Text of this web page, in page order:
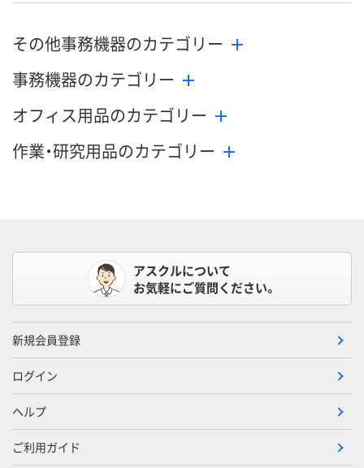
お届け日 8月24日（月）まで 8月24日（月）まで 8月24日（月）
数量
カゴへ
数量
その他事務機器のカテゴリー
事務機器のカテゴリー
オフィス用品のカテゴリー
作業・研究用品のカテゴリー
アスクルについて
お気軽にご質問ください。
新規会員登録
ログイン
ヘルプ
ご利用ガイド